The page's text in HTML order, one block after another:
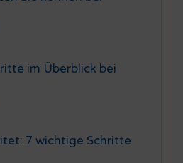
im Überblick bei
7 wichtige Schritte